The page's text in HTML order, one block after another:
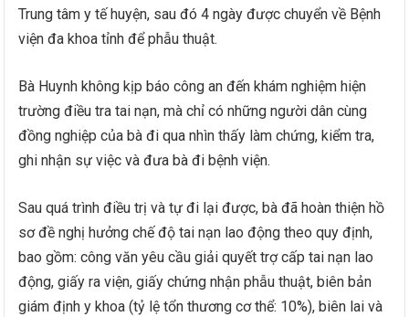
Trung tâm y tế huyện, sau đó 4 ngày được chuyển về Bệnh
viện đa khoa tỉnh để phẫu thuật.
Bà Huynh không kịp báo công an đến khám nghiệm hiện
trường điều tra tai nạn, mà chỉ có những người dân cùng
đồng nghiệp của bà đi qua nhìn thấy làm chứng, kiểm tra,
ghi nhận sự việc và đưa bà đi bệnh viện.
Sau quá trình điều trị và tự đi lại được, bà đã hoàn thiện hồ
sơ đề nghị hưởng chế độ tai nạn lao động theo quy định,
bao gồm: công văn yêu cầu giải quyết trợ cấp tai nạn lao
động, giấy ra viện, giấy chứng nhận phẫu thuật, biên bản
giám định y khoa (tỷ lệ tổn thương cơ thể: 10%), biên lai và